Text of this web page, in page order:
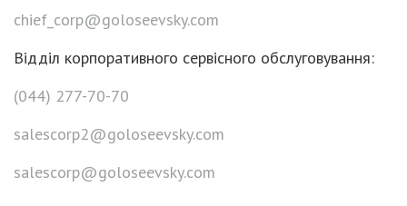
chief_corp@goloseevsky.com
Відділ корпоративного сервісного обслуговування:
(044) 277-70-70
salescorp2@goloseevsky.com
salescorp@goloseevsky.com